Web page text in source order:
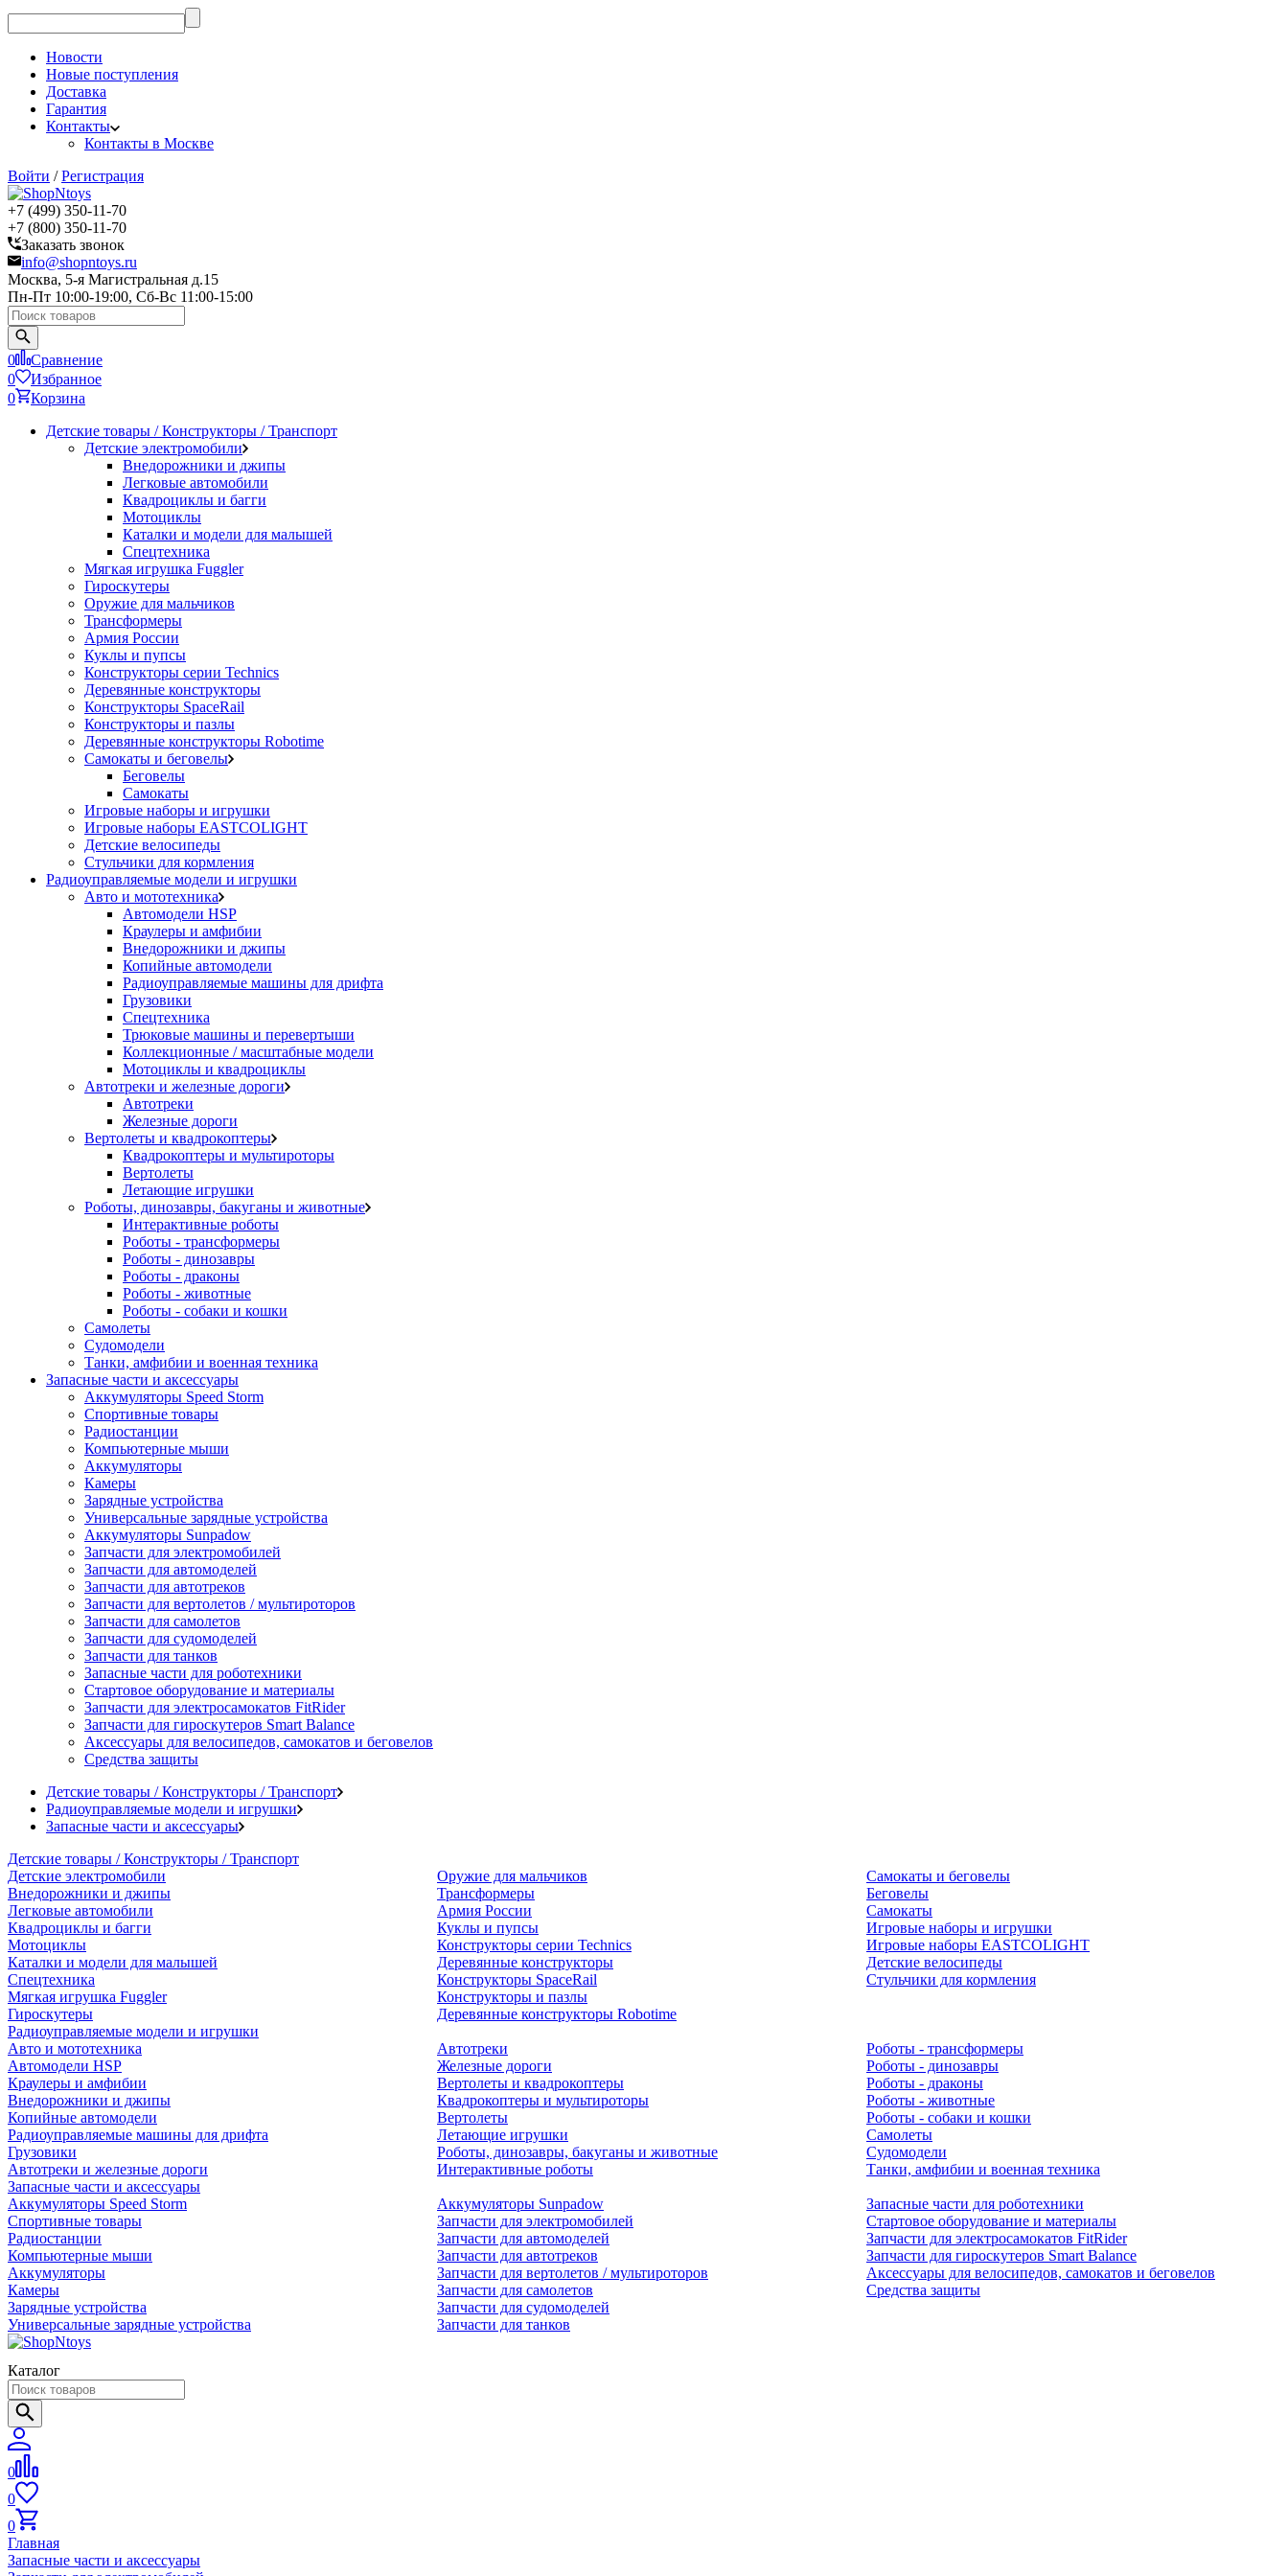
Новости
Новые поступления
Доставка
Гарантия
Контакты
Контакты в Москве
Войти /Регистрация
+7 (499) 350-11-70
+7 (800) 350-11-70
Заказать звонок
info@shopntoys.ru
Москва, 5-я Магистральная д.15
Пн-Пт 10:00-19:00, Сб-Вс 11:00-15:00
0
Сравнение
0
Избранное
0
Корзина
Детские товары / Конструкторы / Транспорт
Детские электромобили
Внедорожники и джипы
Легковые автомобили
Квадроциклы и багги
Мотоциклы
Каталки и модели для малышей
Спецтехника
Мягкая игрушка Fuggler
Гироскутеры
Оружие для мальчиков
Трансформеры
Армия России
Куклы и пупсы
Конструкторы серии Technics
Деревянные конструкторы
Конструкторы SpaceRail
Конструкторы и пазлы
Деревянные конструкторы Robotime
Самокаты и беговелы
Беговелы
Самокаты
Игровые наборы и игрушки
Игровые наборы EASTCOLIGHT
Детские велосипеды
Стульчики для кормления
Радиоуправляемые модели и игрушки
Авто и мототехника
Автомодели HSP
Краулеры и амфибии
Внедорожники и джипы
Копийные автомодели
Радиоуправляемые машины для дрифта
Грузовики
Спецтехника
Трюковые машины и перевертыши
Коллекционные / масштабные модели
Мотоциклы и квадроциклы
Автотреки и железные дороги
Автотреки
Железные дороги
Вертолеты и квадрокоптеры
Квадрокоптеры и мультироторы
Вертолеты
Летающие игрушки
Роботы, динозавры, бакуганы и животные
Интерактивные роботы
Роботы - трансформеры
Роботы - динозавры
Роботы - драконы
Роботы - животные
Роботы - собаки и кошки
Самолеты
Судомодели
Танки, амфибии и военная техника
Запасные части и аксессуары
Аккумуляторы Speed Storm
Спортивные товары
Радиостанции
Компьютерные мыши
Аккумуляторы
Камеры
Зарядные устройства
Универсальные зарядные устройства
Аккумуляторы Sunpadow
Запчасти для электромобилей
Запчасти для автомоделей
Запчасти для автотреков
Запчасти для вертолетов / мультироторов
Запчасти для самолетов
Запчасти для судомоделей
Запчасти для танков
Запасные части для роботехники
Стартовое оборудование и материалы
Запчасти для электросамокатов FitRider
Запчасти для гироскутеров Smart Balance
Аксессуары для велосипедов, самокатов и беговелов
Средства защиты
Детские товары / Конструкторы / Транспорт
Радиоуправляемые модели и игрушки
Запасные части и аксессуары
Детские товары / Конструкторы / Транспорт
Детские электромобили
Внедорожники и джипы
Легковые автомобили
Квадроциклы и багги
Мотоциклы
Каталки и модели для малышей
Спецтехника
Мягкая игрушка Fuggler
Гироскутеры
Оружие для мальчиков
Трансформеры
Армия России
Куклы и пупсы
Конструкторы серии Technics
Деревянные конструкторы
Конструкторы SpaceRail
Конструкторы и пазлы
Деревянные конструкторы Robotime
Самокаты и беговелы
Беговелы
Самокаты
Игровые наборы и игрушки
Игровые наборы EASTCOLIGHT
Детские велосипеды
Стульчики для кормления
Радиоуправляемые модели и игрушки
Авто и мототехника
Автомодели HSP
Краулеры и амфибии
Внедорожники и джипы
Копийные автомодели
Радиоуправляемые машины для дрифта
Грузовики
Автотреки и железные дороги
Автотреки
Железные дороги
Вертолеты и квадрокоптеры
Квадрокоптеры и мультироторы
Вертолеты
Летающие игрушки
Роботы, динозавры, бакуганы и животные
Интерактивные роботы
Роботы - трансформеры
Роботы - динозавры
Роботы - драконы
Роботы - животные
Роботы - собаки и кошки
Самолеты
Судомодели
Танки, амфибии и военная техника
Запасные части и аксессуары
Аккумуляторы Speed Storm
Спортивные товары
Радиостанции
Компьютерные мыши
Аккумуляторы
Камеры
Зарядные устройства
Универсальные зарядные устройства
Аккумуляторы Sunpadow
Запчасти для электромобилей
Запчасти для автомоделей
Запчасти для автотреков
Запчасти для вертолетов / мультироторов
Запчасти для самолетов
Запчасти для судомоделей
Запчасти для танков
Запасные части для роботехники
Стартовое оборудование и материалы
Запчасти для электросамокатов FitRider
Запчасти для гироскутеров Smart Balance
Аксессуары для велосипедов, самокатов и беговелов
Средства защиты
Каталог
0
0
0
Главная
Запасные части и аксессуары